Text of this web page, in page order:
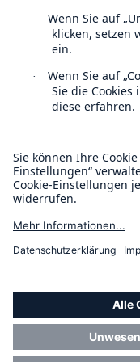
Datenschutz
Rechtliche Hinweise
Sitemap
Impressum
Munich Re’s
MIRA Digital